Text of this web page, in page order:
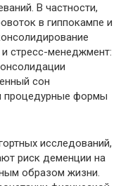
В частности,
в гиппокампе и
стресс-менеджмент:
сон
процедурные формы
исследований,
риск деменции на
образом жизни.